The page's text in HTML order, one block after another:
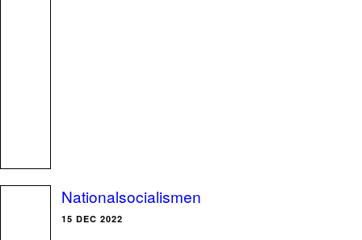
Nationalsocialismen
15 DEC 2022